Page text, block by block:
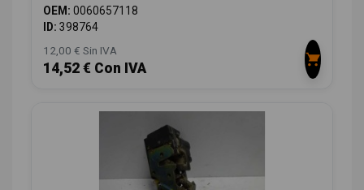
OEM: 0060657118
ID: 398764
12,00 € Sin IVA
14,52 € Con IVA